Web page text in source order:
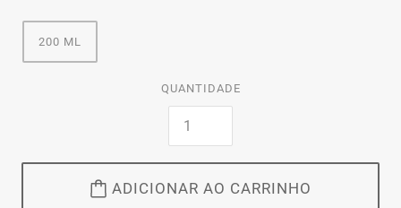
200 ML
QUANTIDADE
ADICIONAR AO CARRINHO